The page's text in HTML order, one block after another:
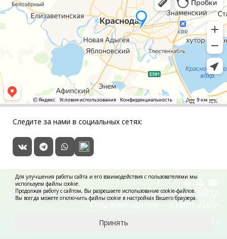
Для улучшения работы сайта и его взаимодействия с пользователями мы
используем файлы cookie.
Продолжая работу с сайтом, Вы разрешаете использование cookie-файлов.
Вы всегда можете отключить файлы cookie в настройках Вашего браузера.
Принять
Следите за нами в социальных сетях:
КАРТА САЙТА
Создание сайтов —
Смарт-Лайн
Golden Studio